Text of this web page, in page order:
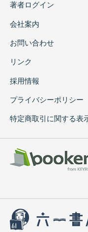
著者ログイン
会社案内
お問い合わせ
リンク
採用情報
プライバシーポリシー
特定商取引に関する表